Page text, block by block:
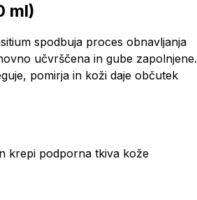
ml)
spodbuja proces obnavljanja
učvrščena in gube zapolnjene.
pomirja in koži daje občutek
krepi podporna tkiva kože